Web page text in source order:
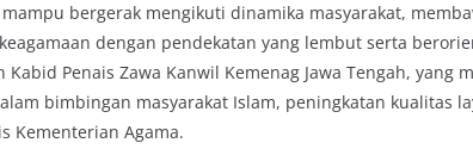
bergerak mengikuti dinamika masyarakat,
dengan pendekatan yang lembut serta
Penais Zawa Kanwil Kemenag Jawa Tengah, yang
bimbingan masyarakat Islam, peningkatan kualitas
Kementerian Agama.